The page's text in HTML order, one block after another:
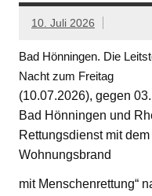
10. Juli 2026
Bad Hönningen. Die
Nacht zum Freitag
(10.07.2026), gegen
Bad Hönningen und
Rettungsdienst mit
Wohnungsbrand
mit Menschenrettung“